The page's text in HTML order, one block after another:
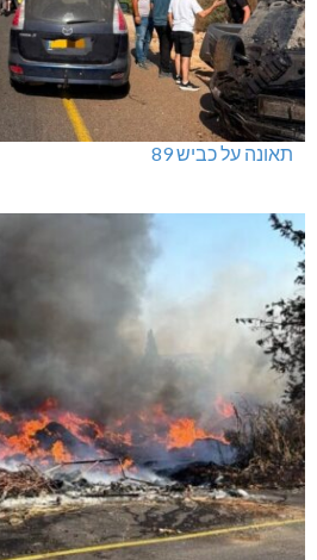
תאונה על כביש 89